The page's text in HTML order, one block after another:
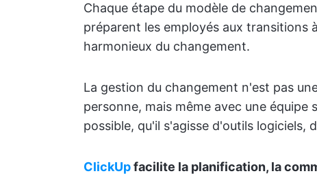
Chaque étape du modèle de
préparent les employés aux transitions
harmonieux du changement.
La gestion du changement n'est pas
personne, mais même avec une
possible, qu'il s'agisse d'outils logiciels,
ClickUpfacilite la planification, la